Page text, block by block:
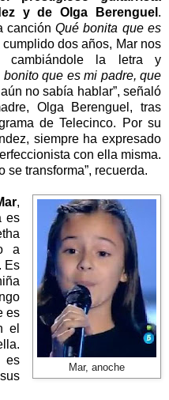
y de Olga Berenguel .
canciónQué bonita que es
dos años, Mar nos
cambiándole la letra y
bonito que es mi padre, que
no sabía hablar”, señaló
Olga Berenguel, tras
de Telecinco. Por su
siempre ha expresado
con ella misma.
se transforma”, recuerda.
Mar, anoche
,
es
a
Es
es
el
es